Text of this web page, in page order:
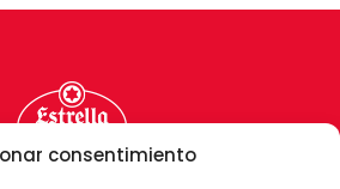
consentimiento